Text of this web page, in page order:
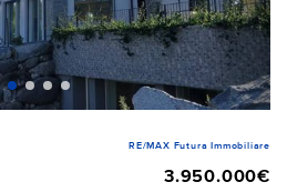
RE/MAX Futura Immobiliare
3.950.000€